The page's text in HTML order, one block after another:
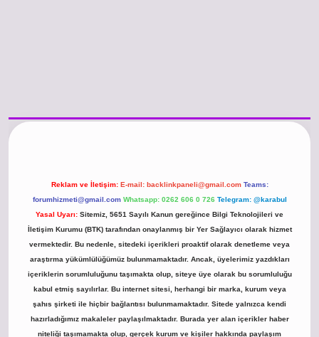
Reklam ve İletişim: E-mail: backlinkpaneli@gmail.com Teams:
forumhizmeti@gmail.com Whatsapp: 0262 606 0 726 Telegram: @karabul
Yasal Uyarı: Sitemiz, 5651 Sayılı Kanun gereğince Bilgi Teknolojileri ve
İletişim Kurumu (BTK) tarafından onaylanmış bir Yer Sağlayıcı olarak hizmet
vermektedir. Bu nedenle, sitedeki içerikleri proaktif olarak denetleme veya
araştırma yükümlülüğümüz bulunmamaktadır. Ancak, üyelerimiz yazdıkları
içeriklerin sorumluluğunu taşımakta olup, siteye üye olarak bu sorumluluğu
kabul etmiş sayılırlar. Bu internet sitesi, herhangi bir marka, kurum veya
şahıs şirketi ile hiçbir bağlantısı bulunmamaktadır. Sitede yalnızca kendi
hazırladığımız makaleler paylaşılmaktadır. Burada yer alan içerikler haber
niteliği taşımamakta olup, gerçek kurum ve kişiler hakkında paylaşım